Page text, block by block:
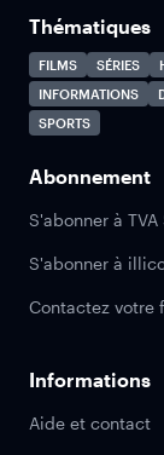
Thématiques
FILMS SÉRIES
INFORMATIONS
SPORTS
Abonnement
S'abonner à TVA
S'abonner à
Contactez votre
Informations
Aide et contact